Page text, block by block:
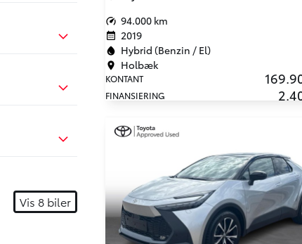
Vis 8 biler
94.000 km
2019
Hybrid (Benzin / El)
Holbæk
KONTANT
FINANSIERING